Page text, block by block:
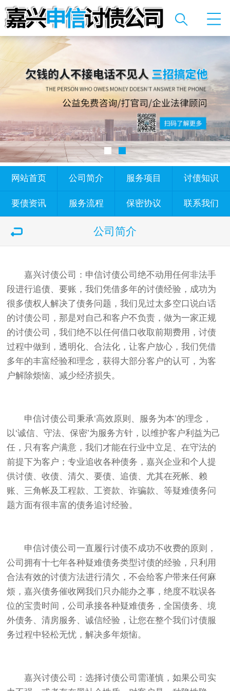
网站首页 公司简介 服务项目 讨债知识
要债资讯 服务流程 保密协议 联系我们
公司简介
嘉兴讨债公司：申信讨债公司绝不动用任何非法手
段进行追债、要账，我们凭借多年的讨债经验，成功为
很多债权人解决了债务问题，我们见过太多空口说白话
的讨债公司，那是对自己和客户不负责，做为一家正规
的讨债公司，我们绝不以任何借口收取前期费用，讨债
过程中做到，透明化、合法化，让客户放心，我们凭借
多年的丰富经验和理念，获得大部分客户的认可，为客
户解除烦恼、减少经济损失。
申信讨债公司秉承‘高效原则、服务为本’的理念，
以‘诚信、守法、保密’为服务方针，以维护客户利益为己
任，只有客户满意，我们才能在行业中立足、在守法的
前提下为客户；专业追收各种债务，嘉兴企业和个人提
供讨债、收债、清欠、要债、追债、尤其在死帐、赖
账、三角帐及工程款、工资款、诈骗款、等疑难债务问
题方面有很丰富的债务追讨经验。
申信讨债公司一直履行讨债不成功不收费的原则，
公司拥有十七年各种疑难债务类型讨债的经验，只利用
合法有效的讨债方法进行清欠，不会给客户带来任何麻
烦，嘉兴债务催收网我们只办能办之事，绝度不耽误各
位的宝贵时间，公司承接各种疑难债务，全国债务、境
外债务、清房服务、诚信经验，让您在整个我们讨债服
务过程中轻松无忧，解决多年烦恼。
嘉兴讨债公司：选择讨债公司需谨慎，如果公司实